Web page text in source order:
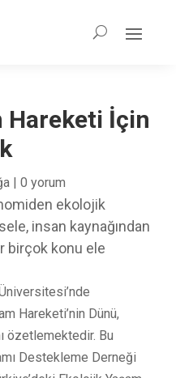
Hareketi İçin
| 0 yorum
ekolojik
insan kaynağından
birçok konu ele
Hareketi’nin Dünü,
özetlemektedir. Bu
Destekleme Derneği